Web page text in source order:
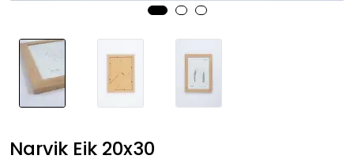
Narvik Eik 20x30